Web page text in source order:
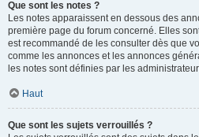
Que sont les notes ?
Les notes apparaissent en dessous des
première page du forum concerné. Elles
est recommandé de les consulter dès que
comme les annonces et les annonces
les notes sont définies par les
Haut
Que sont les sujets verrouillés ?